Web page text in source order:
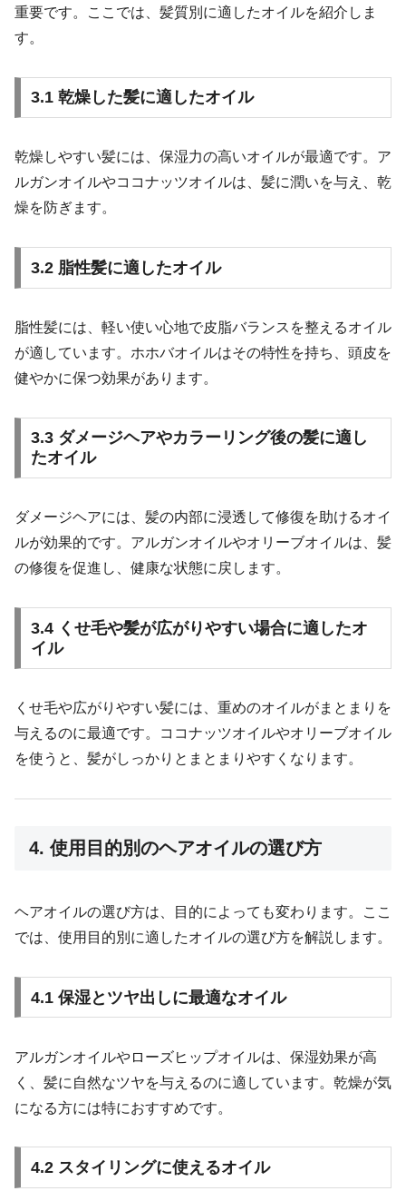
重要です。ここでは、髪質別に適したオイルを紹介しま
す。
3.1 乾燥した髪に適したオイル
乾燥しやすい髪には、保湿力の高いオイルが最適です。ア
ルガンオイルやココナッツオイルは、髪に潤いを与え、乾
燥を防ぎます。
3.2 脂性髪に適したオイル
脂性髪には、軽い使い心地で皮脂バランスを整えるオイル
が適しています。ホホバオイルはその特性を持ち、頭皮を
健やかに保つ効果があります。
3.3 ダメージヘアやカラーリング後の髪に適し
たオイル
ダメージヘアには、髪の内部に浸透して修復を助けるオイ
ルが効果的です。アルガンオイルやオリーブオイルは、髪
の修復を促進し、健康な状態に戻します。
3.4 くせ毛や髪が広がりやすい場合に適したオ
イル
くせ毛や広がりやすい髪には、重めのオイルがまとまりを
与えるのに最適です。ココナッツオイルやオリーブオイル
を使うと、髪がしっかりとまとまりやすくなります。
4. 使用目的別のヘアオイルの選び方
ヘアオイルの選び方は、目的によっても変わります。ここ
では、使用目的別に適したオイルの選び方を解説します。
4.1 保湿とツヤ出しに最適なオイル
アルガンオイルやローズヒップオイルは、保湿効果が高
く、髪に自然なツヤを与えるのに適しています。乾燥が気
になる方には特におすすめです。
4.2 スタイリングに使えるオイル